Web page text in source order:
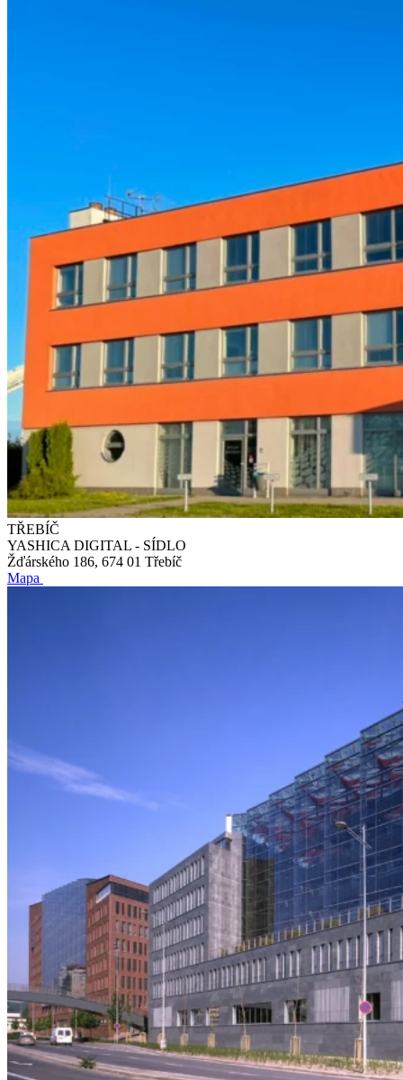
TŘEBÍČ
YASHICA DIGITAL - SÍDLO
Žďárského 186, 674 01 Třebíč
Mapa